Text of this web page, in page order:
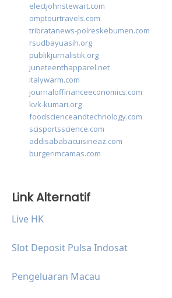
electjohnstewart.com
omptourtravels.com
tribratanews-polreskebumen.com
rsudbayuasih.org
publikjurnalistik.org
juneteenthapparel.net
italywarm.com
journaloffinanceeconomics.com
kvk-kumari.org
foodscienceandtechnology.com
scisportsscience.com
addisababacuisineaz.com
burgerimcamas.com
Link Alternatif
Live HK
Slot Deposit Pulsa Indosat
Pengeluaran Macau